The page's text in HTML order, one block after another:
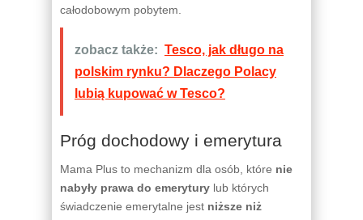
całodobowym pobytem.
zobacz także: Tesco, jak długo na
polskim rynku? Dlaczego Polacy
lubią kupować w Tesco?
Próg dochodowy i emerytura
Mama Plus to mechanizm dla osób, które nie
nabyły prawa do emerytury lub których
świadczenie emerytalne jest niższe niż